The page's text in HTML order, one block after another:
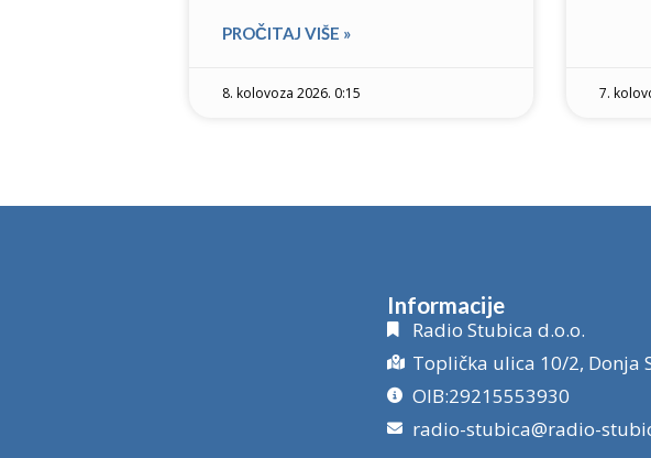
PROČITAJ VIŠE »
8. kolovoza 2026. 0:15 7.
Informacije
Radio Stubica d.o.o.
Toplička ulica 10/2, Donja
OIB:29215553930
radio-stubica@radio-